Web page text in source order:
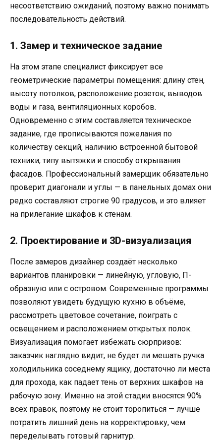
несоответствию ожиданий, поэтому важно понимать
последовательность действий.
1. Замер и техническое задание
На этом этапе специалист фиксирует все
геометрические параметры помещения: длину стен,
высоту потолков, расположение розеток, выводов
воды и газа, вентиляционных коробов.
Одновременно с этим составляется техническое
задание, где прописываются пожелания по
количеству секций, наличию встроенной бытовой
техники, типу вытяжки и способу открывания
фасадов. Профессиональный замерщик обязательно
проверит диагонали и углы — в панельных домах они
редко составляют строгие 90 градусов, и это влияет
на прилегание шкафов к стенам.
2. Проектирование и 3D-визуализация
После замеров дизайнер создаёт несколько
вариантов планировки — линейную, угловую, П-
образную или с островом. Современные программы
позволяют увидеть будущую кухню в объёме,
рассмотреть цветовое сочетание, поиграть с
освещением и расположением открытых полок.
Визуализация помогает избежать сюрпризов:
заказчик наглядно видит, не будет ли мешать ручка
холодильника соседнему ящику, достаточно ли места
для прохода, как падает тень от верхних шкафов на
рабочую зону. Именно на этой стадии вносятся 90%
всех правок, поэтому не стоит торопиться — лучше
потратить лишний день на корректировку, чем
переделывать готовый гарнитур.